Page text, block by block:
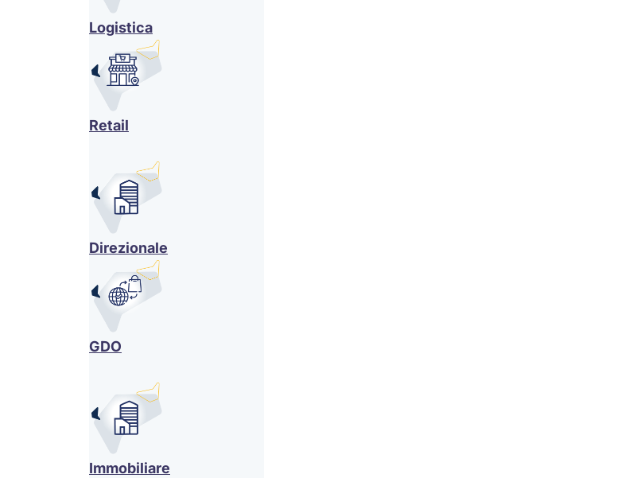
Logistica
Retail
Direzionale
GDO
Immobiliare